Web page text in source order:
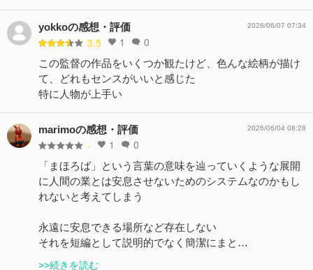
yokkoの感想・評価
3.5 1 0
2026/06/07 07:34
この監督の作品をいくつか観たけど、色んな絵柄が描け
て、どれもセンスがいいと感じた
特に人物が上手い
marimoの感想・評価
- 1 0
2026/06/04 08:28
「まほろば」という言葉の意味を辿っていくような展開
に人間の業とは安息させないためのシステムなのかもし
れないと考えてしまう
永遠に安息できる場所など存在しない
それを短編として説明的でなく簡潔にまと…
>>続きを読む